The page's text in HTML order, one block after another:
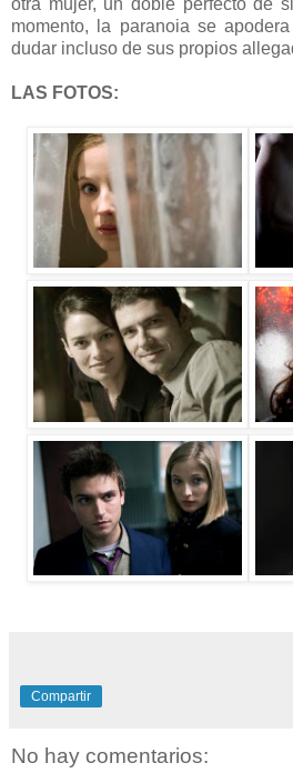
otra mujer, un doble perfecto de
momento, la paranoia se
dudar incluso de sus propios
LAS FOTOS:
Compartir
No hay comentarios: